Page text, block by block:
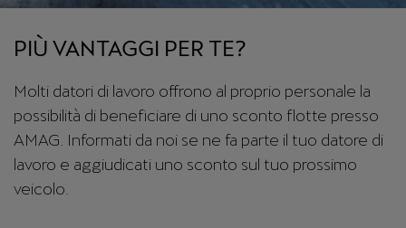
PIÙ VANTAGGI PER TE?
Molti datori di lavoro offrono al proprio personale la
possibilità di beneficiare di uno sconto flotte presso
AMAG. Informati da noi se ne fa parte il tuo datore di
lavoro e aggiudicati uno sconto sul tuo prossimo
veicolo.